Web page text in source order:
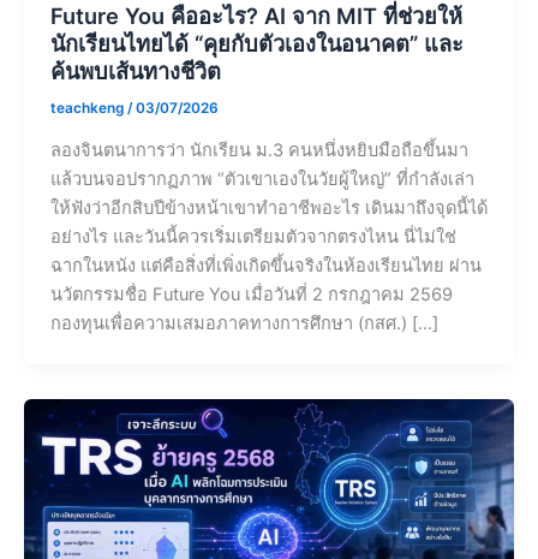
Future You คืออะไร? AI จาก MIT ที่ช่วยให้
นักเรียนไทยได้ “คุยกับตัวเองในอนาคต” และ
ค้นพบเส้นทางชีวิต
teachkeng /03/07/2026
ลองจินตนาการว่า นักเรียน ม.3 คนหนึ่งหยิบมือถือขึ้นมา
แล้วบนจอปรากฏภาพ “ตัวเขาเองในวัยผู้ใหญ่” ที่กำลังเล่า
ให้ฟังว่าอีกสิบปีข้างหน้าเขาทำอาชีพอะไร เดินมาถึงจุดนี้ได้
อย่างไร และวันนี้ควรเริ่มเตรียมตัวจากตรงไหน นี่ไม่ใช่
ฉากในหนัง แต่คือสิ่งที่เพิ่งเกิดขึ้นจริงในห้องเรียนไทย ผ่าน
นวัตกรรมชื่อ Future You เมื่อวันที่ 2 กรกฎาคม 2569
กองทุนเพื่อความเสมอภาคทางการศึกษา (กสศ.) […]